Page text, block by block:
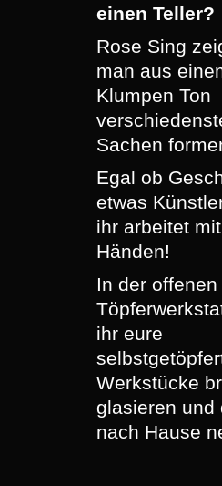
einen Teller?
Rose Sing
man aus
Klumpen Ton
Sachen
Egal ob
etwas
ihr arbeitet
Händen!
In der offenen
ihr eure
Werkstücke
glasieren und
nach Hause